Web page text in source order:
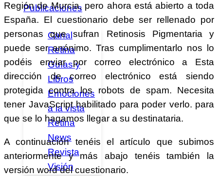
Publicaciones
Canal
Retina
Guías y
Libros
Emociones
a la vista
Retina
News
Revista
Visión
Región de Murcia, pero ahora está abierto a toda
España. El cuestionario debe ser rellenado por
personas que sufran Retinosis Pigmentaria y
puede ser anónimo. Tras cumplimentarlo nos lo
podéis enviar por correo electrónico a Esta
dirección de correo electrónico está siendo
protegida contra los robots de spam. Necesita
tener JavaScript habilitado para poder verlo. para
que se lo hagamos llegar a su destinataria.
A continuación tenéis el artículo que subimos
anteriormente y más abajo tenéis también la
versión word del cuestionario.